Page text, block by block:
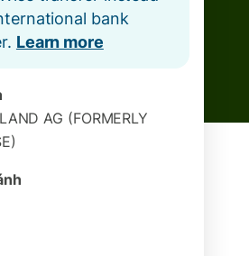
bank
Learn more
AG (FORMERLY